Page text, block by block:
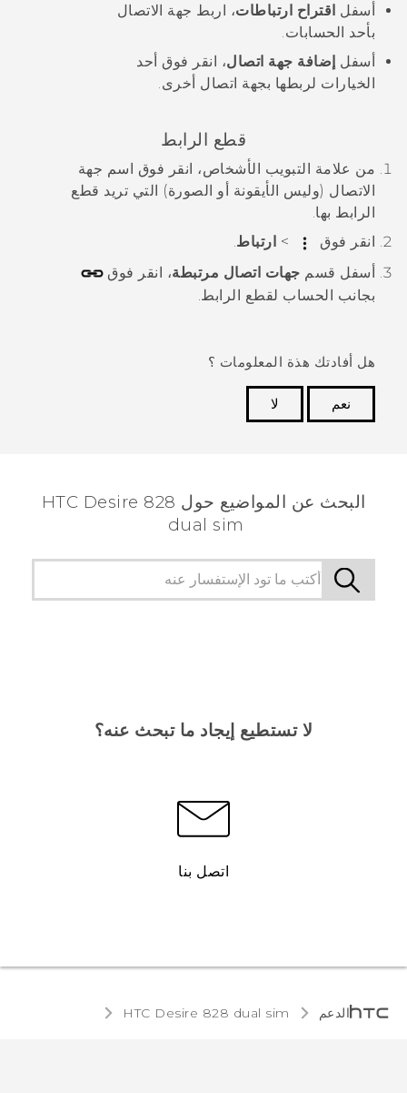
أسفل اقتراح ارتباطات، اربط جهة الاتصال
بأحد الحسابات.
أسفل إضافة جهة اتصال، انقر فوق أحد
الخيارات لربطها بجهة اتصال أخرى.
قطع الرابط
من علامة التبويب الأشخاص، انقر فوق اسم جهة
الاتصال (وليس الأيقونة أو الصورة) التي تريد قطع
الرابط بها.
انقر فوق
> ارتباط.
أسفل قسم جهات اتصال مرتبطة، انقر فوق
بجانب الحساب لقطع الرابط.
هل أفادتك هذة المعلومات ؟
نعم
لا
البحث عن المواضيع حول HTC Desire 828
dual sim
لا تستطيع إيجاد ما تبحث عنه؟
اتصل بنا
الدعم HTC Desire 828 dual sim‎